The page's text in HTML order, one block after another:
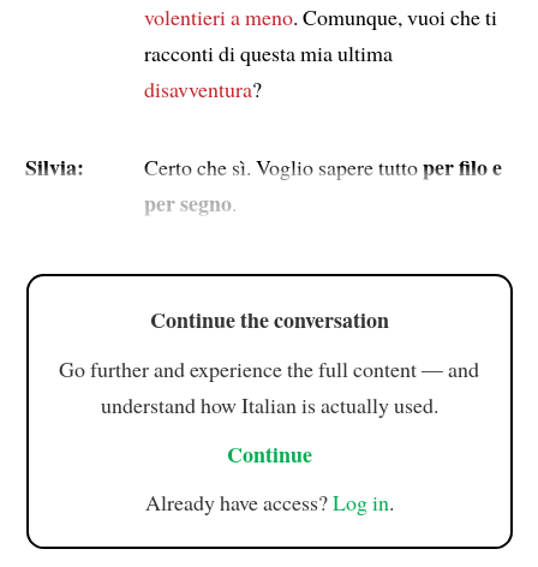
volentieri a meno. Comunque, vuoi che ti
racconti di questa mia ultima
disavventura?
Silvia: Certo che sì. Voglio sapere tuttoper filo e
per segno.
Continue the conversation
Go further and experience the full content — and
understand how Italian is actually used.
Continue
Already have access?Log in.